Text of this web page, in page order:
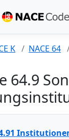
K NACE 64
64.9